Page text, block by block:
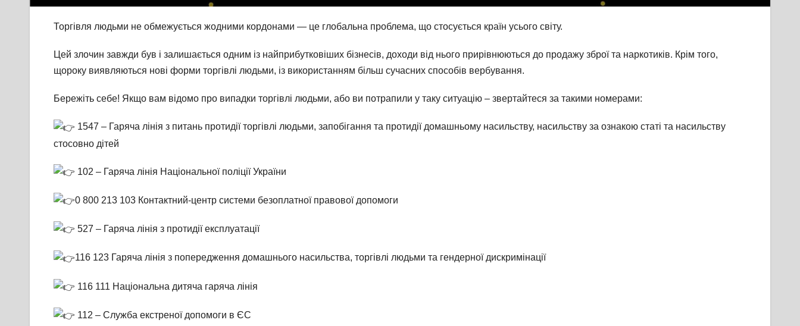
Торгівля людьми не обмежується жодними кордонами — це глобальна проблема, що стосується країн усього світу.
Цей злочин завжди був і залишається одним із найприбутковіших бізнесів, доходи від нього прирівнюються до продажу зброї та наркотиків. Крім того,
щороку виявляються нові форми торгівлі людьми, із використанням більш сучасних способів вербування.
Бережіть себе! Якщо вам відомо про випадки торгівлі людьми, або ви потрапили у таку ситуацію – звертайтеся за такими номерами:
1547 – Гаряча лінія з питань протидії торгівлі людьми, запобігання та протидії домашньому насильству, насильству за ознакою статі та насильству
стосовно дітей
102 – Гаряча лінія Національної поліції України
0 800 213 103 Контактний-центр системи безоплатної правової допомоги
527 – Гаряча лінія з протидії експлуатації
116 123 Гаряча лінія з попередження домашнього насильства, торгівлі людьми та гендерної дискримінації
116 111 Національна дитяча гаряча лінія
112 – Cлужба екстреної допомоги в ЄС